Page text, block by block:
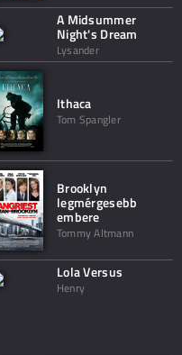
A Midsummer
Night's Dream
Lysander
Ithaca
Tom Spangler
Brooklyn
legmérgesebb
embere
Tommy Altmann
Lola Versus
Henry